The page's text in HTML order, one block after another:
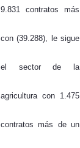
9.831 contratos más
con (39.288), le sigue
el sector de la
agricultura con 1.475
contratos más de un